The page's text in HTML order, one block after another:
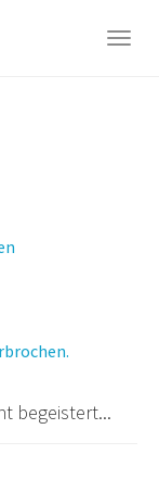
begeistert...